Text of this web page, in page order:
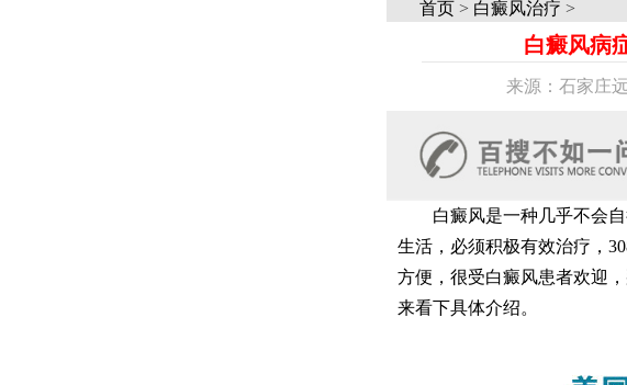
首页 > 白癜风治疗 >
白癜风病
来源：石家庄
白癜风是一种几乎不会自
生活，必须积极有效治疗，
方便，很受白癜风患者欢迎
来看下具体介绍。